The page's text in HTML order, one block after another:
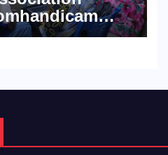
d’une